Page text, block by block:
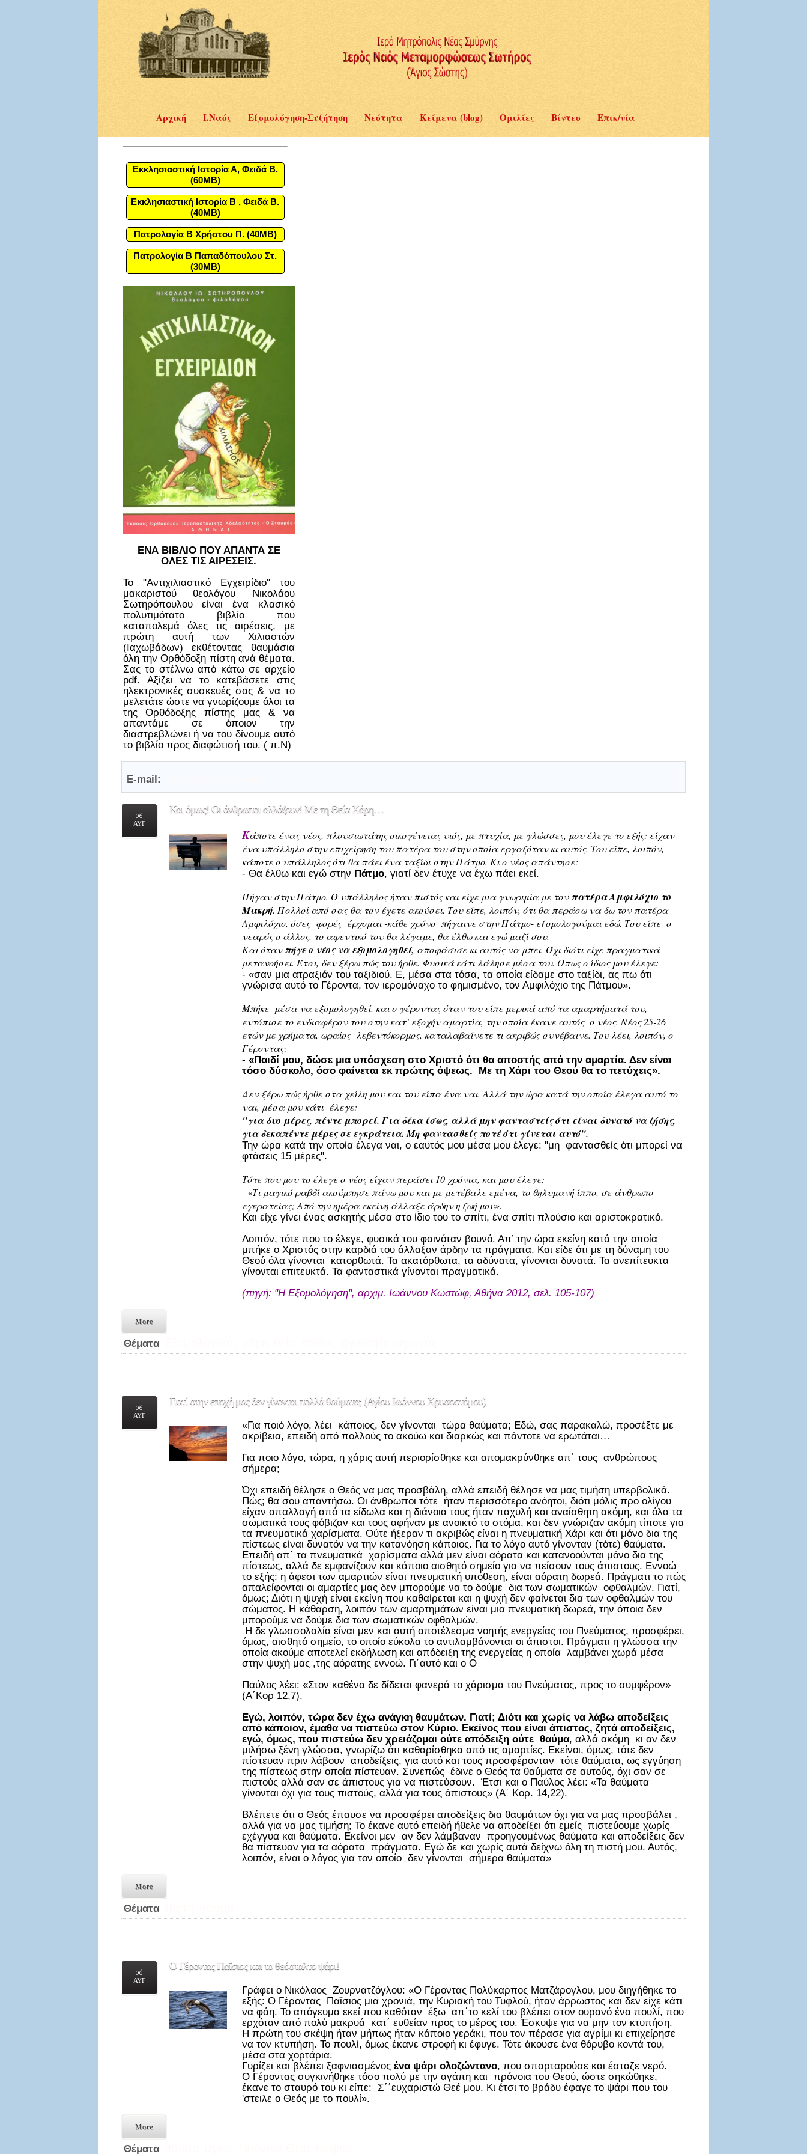
Αρχική Ι.Ναός Εξομολόγηση-Συζήτηση Νεότητα Κείμενα (blog) Ομιλίες Βίντεο Επικ/νία
Εκκλησιαστική Ιστορία Α, Φειδά Β.
(60MB)
Εκκλησιαστική Ιστορία Β , Φειδά Β.
(40MB)
Πατρολογία Β Χρήστου Π. (40MB)
Πατρολογία Β Παπαδόπουλου Στ.
(30MB)
ΕΝΑ ΒΙΒΛΙΟ ΠΟΥ ΑΠΑΝΤΑ ΣΕ
ΟΛΕΣ ΤΙΣ ΑΙΡΕΣΕΙΣ.
Το "Αντιχιλιαστικό Εγχειρίδιο" του
μακαριστού θεολόγου Νικολάου
Σωτηρόπουλου είναι ένα κλασικό
πολυτιμότατο βιβλίο που
καταπολεμά όλες τις αιρέσεις, με
πρώτη αυτή των Χιλιαστών
(Ιαχωβάδων) εκθέτοντας θαυμάσια
όλη την Ορθόδοξη πίστη ανά θέματα.
Σας το στέλνω από κάτω σε αρχείο
pdf. Αξίζει να το κατεβάσετε στις
ηλεκτρονικές συσκευές σας & να το
μελετάτε ώστε να γνωρίζουμε όλοι τα
της Ορθόδοξης πίστης μας & να
απαντάμε σε όποιον την
διαστρεβλώνει ή να του δίνουμε αυτό
το βιβλίο προς διαφώτισή του. ( π.Ν)
E-mail:
06
ΑΥΓ
Και όμως! Οι άνθρωποι αλλάζουν! Με τη Θεία Χάρη…
Κάποτε ένας νέος, πλουσιωτάτης οικογένειας υιός, με πτυχία, με γλώσσες, μου έλεγε το εξής: είχαν
ένα υπάλληλο στην επιχείρηση του πατέρα του στην οποία εργαζόταν κι αυτός. Του είπε, λοιπόν,
κάποτε ο υπάλληλος ότι θα πάει ένα ταξίδι στην Πάτμο. Κι ο νέος απάντησε:
- Θα έλθω και εγώ στην Πάτμο, γιατί δεν έτυχε να έχω πάει εκεί.
Πήγαν στην Πάτμο. Ο υπάλληλος ήταν πιστός και είχε μια γνωριμία με τονπατέρα Αμφιλόχιο το
Μακρή. Πολλοί από σας θα τον έχετε ακούσει. Του είπε, λοιπόν, ότι θα περάσω να δω τον πατέρα
Αμφιλόχιο, όσες φορές έρχομαι -κάθε χρόνο πήγαινε στην Πάτμο- εξομολογούμαι εδώ. Του είπε ο
νεαρός ο άλλος, το αφεντικό του θα λέγαμε, θα έλθω και εγώ μαζί σου.
Και ότανπήγε ο νέος να εξομολογηθεί, αποφάσισε κι αυτός να μπει. Όχι διότι είχε πραγματικά
μετανοήσει. Έτσι, δεν ξέρω πώς του ήρθε. Φυσικά κάτι λάλησε μέσα του. Όπως ο ίδιος μου έλεγε:
- «σαν μια ατραξιόν του ταξιδιού. Ε, μέσα στα τόσα, τα οποία είδαμε στο ταξίδι, ας πω ότι
γνώρισα αυτό το Γέροντα, τον ιερομόναχο το φημισμένο, τον Αμφιλόχιο της Πάτμου».
Μπήκε μέσα να εξομολογηθεί, και ο γέροντας όταν του είπε μερικά από τα αμαρτήματά του,
εντόπισε το ενδιαφέρον του στην κατ’ εξοχήν αμαρτία, την οποία έκανε αυτός ο νέος. Νέος 25-26
ετών με χρήματα, ωραίος λεβεντόκορμος, καταλαβαίνετε τι ακριβώς συνέβαινε. Του λέει, λοιπόν, ο
Γέροντας:
- «Παιδί μου, δώσε μια υπόσχεση στο Χριστό ότι θα αποστής από την αμαρτία. Δεν είναι
τόσο δύσκολο, όσο φαίνεται εκ πρώτης όψεως. Με τη Χάρι του Θεού θα το πετύχεις».
Δεν ξέρω πώς ήρθε στα χείλη μου και του είπα ένα ναι. Αλλά την ώρα κατά την οποία έλεγα αυτό το
ναι, μέσα μου κάτι έλεγε:
"για δυο μέρες, πέντε μπορεί. Για δέκα ίσως, αλλά μην φανταστείς ότι είναι δυνατό να ζήσης,
για δεκαπέντε μέρες σε εγκράτεια. Μη φαντασθείς ποτέ ότι γίνεται αυτό".
Την ώρα κατά την οποία έλεγα ναι, ο εαυτός μου μέσα μου έλεγε: "μη φαντασθείς ότι μπορεί να
φτάσεις 15 μέρες".
Τότε που μου το έλεγε ο νέος είχαν περάσει 10 χρόνια, και μου έλεγε:
- «Τι μαγικό ραβδί ακούμπησε πάνω μου και με μετέβαλε εμένα, το θηλυμανή ίππο, σε άνθρωπο
εγκρατείας; Από την ημέρα εκείνη άλλαξε άρδην η ζωή μου».
Και είχε γίνει ένας ασκητής μέσα στο ίδιο του το σπίτι, ένα σπίτι πλούσιο και αριστοκρατικό.
Λοιπόν, τότε που το έλεγε, φυσικά του φαινόταν βουνό. Απ’ την ώρα εκείνη κατά την οποία
μπήκε ο Χριστός στην καρδιά του άλλαξαν άρδην τα πράγματα. Και είδε ότι με τη δύναμη του
Θεού όλα γίνονται κατορθωτά. Τα ακατόρθωτα, τα αδύνατα, γίνονται δυνατά. Τα ανεπίτευκτα
γίνονται επιτευκτά. Τα φανταστικά γίνονται πραγματικά.
(πηγή: "Η Εξομολόγηση", αρχιμ. Ιωάννου Κωστώφ, Αθήνα 2012, σελ. 105-107)
More
Θέματα
06
ΑΥΓ
Γιατί στην εποχή μας δεν γίνονται πολλά θαύματα; (Αγίου Ιωάννου Χρυσοστόμου)
«Για ποιό λόγο, λέει κάποιος, δεν γίνονται τώρα θαύματα; Εδώ, σας παρακαλώ, προσέξτε με
ακρίβεια, επειδή από πολλούς το ακούω και διαρκώς και πάντοτε να ερωτάται…
Για ποιο λόγο, τώρα, η χάρις αυτή περιορίσθηκε και απομακρύνθηκε απ΄ τους ανθρώπους
σήμερα;
Όχι επειδή θέλησε ο Θεός να μας προσβάλη, αλλά επειδή θέλησε να μας τιμήση υπερβολικά.
Πώς; θα σου απαντήσω. Οι άνθρωποι τότε ήταν περισσότερο ανόητοι, διότι μόλις προ ολίγου
είχαν απαλλαγή από τα είδωλα και η διάνοια τους ήταν παχυλή και αναίσθητη ακόμη, και όλα τα
σωματικά τους φόβιζαν και τους αφήναν με ανοικτό το στόμα, και δεν γνώριζαν ακόμη τίποτε για
τα πνευματικά χαρίσματα. Ούτε ήξεραν τι ακριβώς είναι η πνευματική Χάρι και ότι μόνο δια της
πίστεως είναι δυνατόν να την κατανόηση κάποιος. Για το λόγο αυτό γίνονταν (τότε) θαύματα.
Επειδή απ΄ τα πνευματικά χαρίσματα αλλά μεν είναι αόρατα και κατανοούνται μόνο δια της
πίστεως, αλλά δε εμφανίζουν και κάποιο αισθητό σημείο για να πείσουν τους άπιστους. Εννοώ
το εξής: η άφεσι των αμαρτιών είναι πνευματική υπόθεση, είναι αόρατη δωρεά. Πράγματι το πώς
απαλείφονται οι αμαρτίες μας δεν μπορούμε να το δούμε δια των σωματικών οφθαλμών. Γιατί,
όμως; Διότι η ψυχή είναι εκείνη που καθαίρεται και η ψυχή δεν φαίνεται δια των οφθαλμών του
σώματος. Η κάθαρση, λοιπόν των αμαρτημάτων είναι μια πνευματική δωρεά, την όποια δεν
μπορούμε να δούμε δια των σωματικών οφθαλμών.
Η δε γλωσσολαλία είναι μεν και αυτή αποτέλεσμα νοητής ενεργείας του Πνεύματος, προσφέρει,
όμως, αισθητό σημείο, το οποίο εύκολα το αντιλαμβάνονται οι άπιστοι. Πράγματι η γλώσσα την
οποία ακούμε αποτελεί εκδήλωση και απόδειξη της ενεργείας η οποία λαμβάνει χωρά μέσα
στην ψυχή μας ,της αόρατης εννοώ. Γι΄αυτό και ο Ο
Παύλος λέει: «Στον καθένα δε δίδεται φανερά το χάρισμα του Πνεύματος, προς το συμφέρον»
(Α΄Κορ 12,7).
Εγώ, λοιπόν, τώρα δεν έχω ανάγκη θαυμάτων. Γιατί; Διότι και χωρίς να λάβω αποδείξεις
από κάποιον, έμαθα να πιστεύω στον Κύριο. Εκείνος που είναι άπιστος, ζητά αποδείξεις,
εγώ, όμως, που πιστεύω δεν χρειάζομαι ούτε απόδειξη ούτε θαύμα, αλλά ακόμη κι αν δεν
μιλήσω ξένη γλώσσα, γνωρίζω ότι καθαρίσθηκα από τις αμαρτίες. Εκείνοι, όμως, τότε δεν
πίστευαν πριν λάβουν αποδείξεις, για αυτό και τους προσφέρονταν τότε θαύματα, ως εγγύηση
της πίστεως στην οποία πίστευαν. Συνεπώς έδινε ο Θεός τα θαύματα σε αυτούς, όχι σαν σε
πιστούς αλλά σαν σε άπιστους για να πιστεύσουν. Έτσι και ο Παύλος λέει: «Τα θαύματα
γίνονται όχι για τους πιστούς, αλλά για τους άπιστους» (Α΄ Κορ. 14,22).
Βλέπετε ότι ο Θεός έπαυσε να προσφέρει αποδείξεις δια θαυμάτων όχι για να μας προσβάλει ,
αλλά για να μας τιμήση; Το έκανε αυτό επειδή ήθελε να αποδείξει ότι εμείς πιστεύουμε χωρίς
εχέγγυα και θαύματα. Εκείνοι μεν αν δεν λάμβαναν προηγουμένως θαύματα και αποδείξεις δεν
θα πίστευαν για τα αόρατα πράγματα. Εγώ δε και χωρίς αυτά δείχνω όλη τη πιστή μου. Αυτός,
λοιπόν, είναι ο λόγος για τον οποίο δεν γίνονται σήμερα θαύματα»
More
Θέματα
06
ΑΥΓ
ΟΓέροντας Παΐσιος και το θεόσταλτο ψάρι!
Γράφει ο Νικόλαος Ζουρνατζόγλου: «Ο Γέροντας Πολύκαρπος Ματζάρογλου, μου διηγήθηκε το
εξής: Ο Γέροντας Παΐσιος μια χρονιά, την Κυριακή του Τυφλού, ήταν άρρωστος και δεν είχε κάτι
να φάη. Το απόγευμα εκεί που καθόταν έξω απ΄το κελί του βλέπει στον ουρανό ένα πουλί, που
ερχόταν από πολύ μακρυά κατ΄ ευθείαν προς το μέρος του. Έσκυψε για να μην τον κτυπήση.
Η πρώτη του σκέψη ήταν μήπως ήταν κάποιο γεράκι, που τον πέρασε για αγρίμι κι επιχείρησε
να τον κτυπήση. Το πουλί, όμως έκανε στροφή κι έφυγε. Τότε άκουσε ένα θόρυβο κοντά του,
μέσα στα χορτάρια.
Γυρίζει και βλέπει ξαφνιασμένος ένα ψάρι ολοζώντανο, που σπαρταρούσε και έσταζε νερό.
Ο Γέροντας συγκινήθηκε τόσο πολύ με την αγάπη και πρόνοια του Θεού, ώστε σηκώθηκε,
έκανε το σταυρό του κι είπε: Σ΄΄ευχαριστώ Θεέ μου. Κι έτσι το βράδυ έφαγε το ψάρι που του
'στειλε ο Θεός με το πουλί».
More
Θέματα